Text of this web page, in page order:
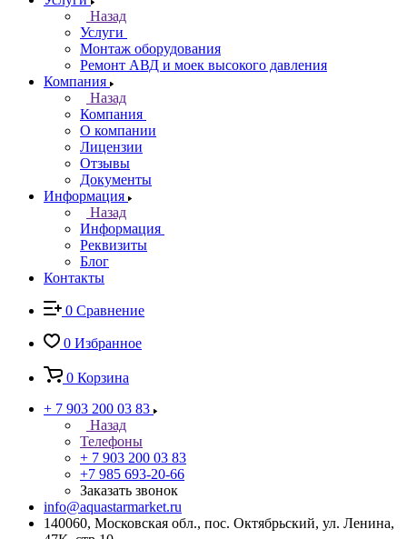
Назад
Услуги
Монтаж оборудования
Ремонт АВД и моек высокого давления
Компания
Назад
Компания
О компании
Лицензии
Отзывы
Документы
Информация
Назад
Информация
Реквизиты
Блог
Контакты
0 Сравнение
0 Избранное
0 Корзина
+ 7 903 200 03 83
Назад
Телефоны
+ 7 903 200 03 83
+7 985 693-20-66
Заказать звонок
info@aquastarmarket.ru
140060, Московская обл., пос. Октябрьский, ул. Ленина,